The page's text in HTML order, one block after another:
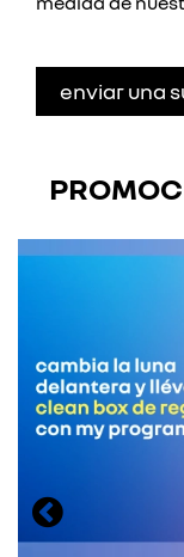
enviar una